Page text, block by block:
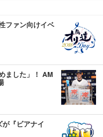
ファン向けイベ
ました」！ AM
『ビアナイ